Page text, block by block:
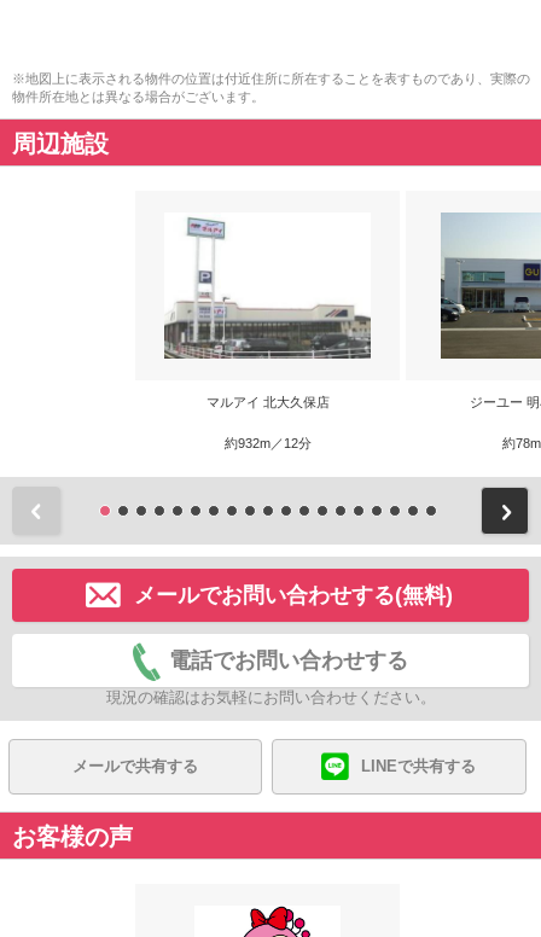
※地図上に表示される物件の位置は付近住所に所在することを表すものであり、実際の
物件所在地とは異なる場合がございます。
周辺施設
マルアイ 北大久保店
約932m／12分
ジーユー
約
メールでお問い合わせする(無料)
電話でお問い合わせする
現況の確認はお気軽にお問い合わせください。
メールで共有する LINEで共有する
お客様の声